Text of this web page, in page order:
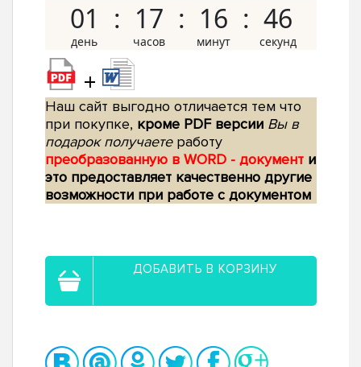
01 17 16 45
+
Наш сайт выгодно отличается тем что
при покупке, кроме PDF версии Вы в
подарок получаетеработу
преобразованную в WORD - документ и
это предоставляет качественно другие
возможности при работе с документом
ДОБАВИТЬ В КОРЗИНУ